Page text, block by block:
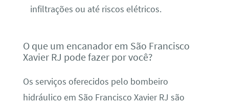
infiltrações ou até riscos elétricos.
O que um encanador em São Francisco
Xavier RJ pode fazer por você?
Os serviços oferecidos pelo bombeiro
hidráulico em São Francisco Xavier RJ são